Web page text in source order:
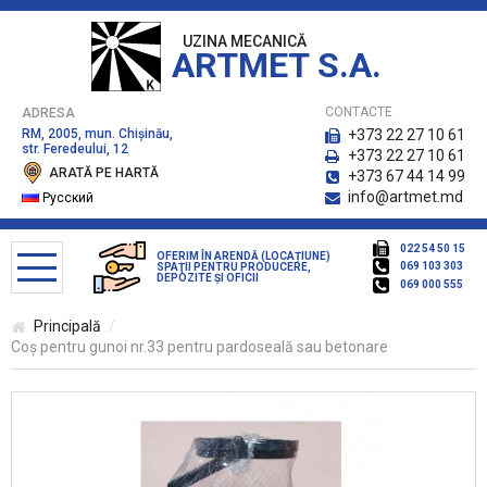
UZINA MECANICĂ
ARTMET S.A.
ADRESA
RM, 2005, mun. Chişinău,
str. Feredeului, 12
ARATĂ PE HARTĂ
Русский
CONTACTE
+373 22 27 10 61
+373 22 27 10 61
+373 67 44 14 99
info@artmet.md
OFERIM ÎN ARENDĂ (LOCAȚIUNE)
SPAŢII PENTRU PRODUCERE,
DEPOZITE ŞI OFICII
022 54 50 15
069 103 303
069 000 555
Bănci pentru parc
Containere pentru deşeuri menagere, platforme
Principală
Coș pentru gunoi nr.33 pentru pardoseală sau betonare